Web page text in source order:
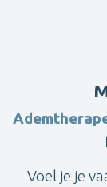
Voel je je